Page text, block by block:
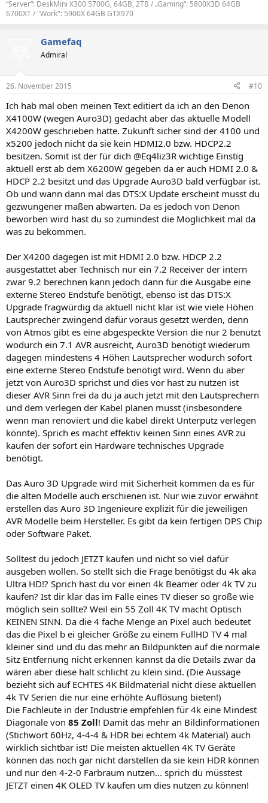
“Server“: DeskMini X300 5700G, 64GB, 2TB / „Gaming“: 5800X3D 64GB
6700XT / "Work": 5900X 64GB GTX970
Gamefaq
Admiral
26. November 2015 #10
Ich hab mal oben meinen Text editiert da ich an den Denon
X4100W (wegen Auro3D) gedacht aber das aktuelle Modell
X4200W geschrieben hatte. Zukunft sicher sind der 4100 und
x5200 jedoch nicht da sie kein HDMI2.0 bzw. HDCP2.2
besitzen. Somit ist der für dich @Eq4liz3R wichtige Einstig
aktuell erst ab dem X6200W gegeben da er auch HDMI 2.0 &
HDCP 2.2 besitzt und das Upgrade Auro3D bald verfügbar ist.
Ob und wann dann mal das DTS:X Update erscheint musst du
gezwungener maßen abwarten. Da es jedoch von Denon
beworben wird hast du so zumindest die Möglichkeit mal da
was zu bekommen.
Der X4200 dagegen ist mit HDMI 2.0 bzw. HDCP 2.2
ausgestattet aber Technisch nur ein 7.2 Receiver der intern
zwar 9.2 berechnen kann jedoch dann für die Ausgabe eine
externe Stereo Endstufe benötigt, ebenso ist das DTS:X
Upgrade fragwürdig da aktuell nicht klar ist wie viele Höhen
Lautsprecher zwingend dafür voraus gesetzt werden, denn
von Atmos gibt es eine abgespeckte Version die nur 2 benutzt
wodurch ein 7.1 AVR ausreicht, Auro3D benötigt wiederum
dagegen mindestens 4 Höhen Lautsprecher wodurch sofort
eine externe Stereo Endstufe benötigt wird. Wenn du aber
jetzt von Auro3D sprichst und dies vor hast zu nutzen ist
dieser AVR Sinn frei da du ja auch jetzt mit den Lautsprechern
und dem verlegen der Kabel planen musst (insbesondere
wenn man renoviert und die kabel direkt Unterputz verlegen
könnte). Sprich es macht effektiv keinen Sinn eines AVR zu
kaufen der sofort ein Hardware technisches Upgrade
benötigt.
Das Auro 3D Upgrade wird mit Sicherheit kommen da es für
die alten Modelle auch erschienen ist. Nur wie zuvor erwähnt
erstellen das Auro 3D Ingenieure explizit für die jeweiligen
AVR Modelle beim Hersteller. Es gibt da kein fertigen DPS Chip
oder Software Paket.
Solltest du jedoch JETZT kaufen und nicht so viel dafür
ausgeben wollen. So stellt sich die Frage benötigst du 4k aka
Ultra HD!? Sprich hast du vor einen 4k Beamer oder 4k TV zu
kaufen? Ist dir klar das im Falle eines TV dieser so große wie
möglich sein sollte? Weil ein 55 Zoll 4K TV macht Optisch
KEINEN SINN. Da die 4 fache Menge an Pixel auch bedeutet
das die Pixel b ei gleicher Größe zu einem FullHD TV 4 mal
kleiner sind und du das mehr an Bildpunkten auf die normale
Sitz Entfernung nicht erkennen kannst da die Details zwar da
wären aber diese halt schlicht zu klein sind. (Die Aussage
bezieht sich auf ECHTES 4K Bildmaterial nicht diese aktuellen
4k TV Serien die nur eine erhöhte Auflösung bieten!)
Die Fachleute in der Industrie empfehlen für 4k eine Mindest
Diagonale von 85 Zoll! Damit das mehr an Bildinformationen
(Stichwort 60Hz, 4-4-4 & HDR bei echtem 4k Material) auch
wirklich sichtbar ist! Die meisten aktuellen 4K TV Geräte
können das noch gar nicht darstellen da sie kein HDR können
und nur den 4-2-0 Farbraum nutzen... sprich du müsstest
JETZT einen 4K OLED TV kaufen um dies nutzen zu können!